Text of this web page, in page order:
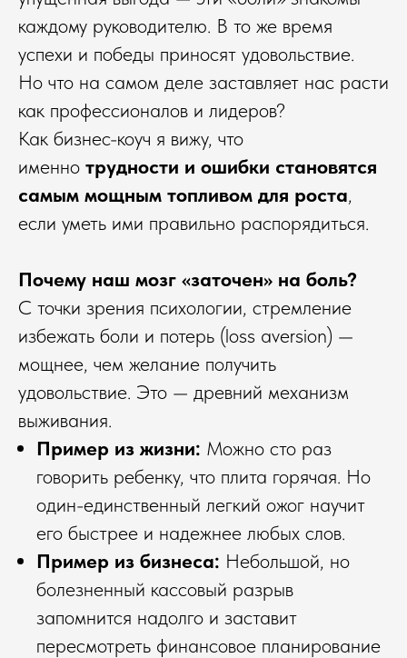
каждому руководителю. В то же время
успехи и победы приносят удовольствие.
Но что на самом деле заставляет нас расти
как профессионалов и лидеров?
Как бизнес-коуч я вижу, что
именно трудности и ошибки становятся
самым мощным топливом для роста,
если уметь ими правильно распорядиться.
Почему наш мозг «заточен» на боль?
С точки зрения психологии, стремление
избежать боли и потерь (loss aversion) —
мощнее, чем желание получить
удовольствие. Это — древний механизм
выживания.
Пример из жизни: Можно сто раз
говорить ребенку, что плита горячая. Но
один-единственный легкий ожог научит
его быстрее и надежнее любых слов.
Пример из бизнеса: Небольшой, но
болезненный кассовый разрыв
запомнится надолго и заставит
пересмотреть финансовое планирование